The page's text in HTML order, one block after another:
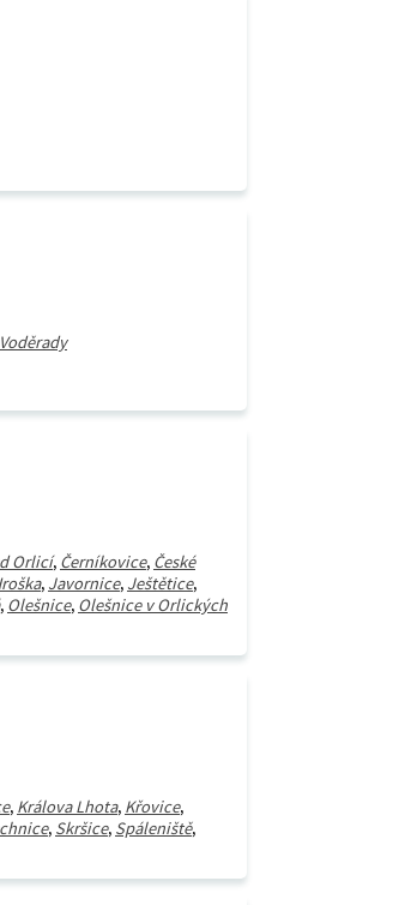
Voděrady
Orlicí, Černíkovice, České
, Javornice, Ještětice,
, Olešnice, Olešnice v Orlických
, Králova Lhota, Křovice,
, Skršice, Spáleniště,